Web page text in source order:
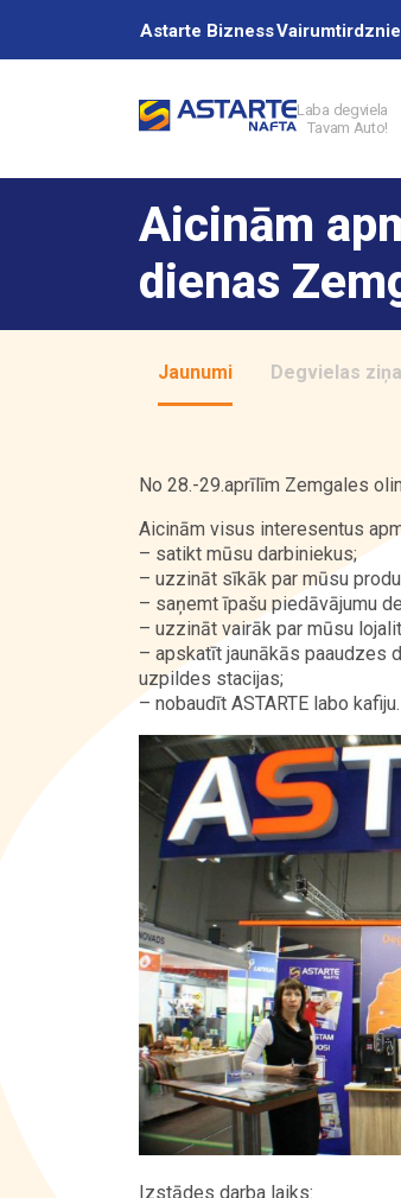
Astarte Bizness
Laba degviela
Tavam Auto!
Aicinām
dienas
Jaunumi Degvielas
No 28.-29.aprīlīm Zemgales
Aicinām visus interesentus
– satikt mūsu darbiniekus;
– uzzināt sīkāk par mūsu
– saņemt īpašu piedāvājumu
– uzzināt vairāk par mūsu
– apskatīt jaunākās paaudzes
uzpildes stacijas;
– nobaudīt ASTARTE labo kafiju.
Izstādes darba laiks: